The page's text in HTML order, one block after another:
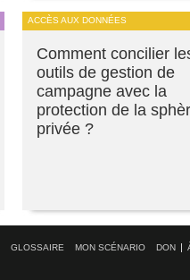
ACCÈS AUX DONNÉES
Comment concilier
outils de gestion de
campagne avec la
protection de la
privée ?
GLOSSAIRE MON SCÉNARIO DON